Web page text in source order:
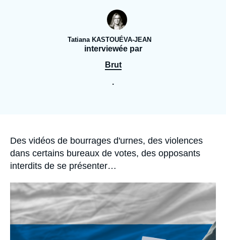
Se connecter
Proche-Orient
Tatiana KASTOUÉVA-JEAN
interviewée par
Brut
.
Accroche
Des vidéos de bourrages d'urnes, des violences
dans certains bureaux de votes, des opposants
interdits de se présenter…
Image
principale
médiatique